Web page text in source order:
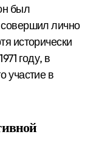
был
лично
исторически
году, в
участие в